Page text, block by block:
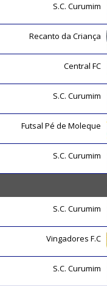
S.C. Curumim
Recanto da Criança
Central FC
S.C. Curumim
Futsal Pé de Moleque
S.C. Curumim
S.C. Curumim
Vingadores F.C
S.C. Curumim